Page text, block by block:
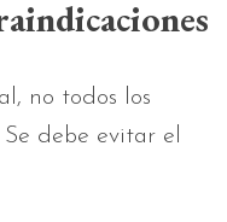
no todos los
debe evitar el